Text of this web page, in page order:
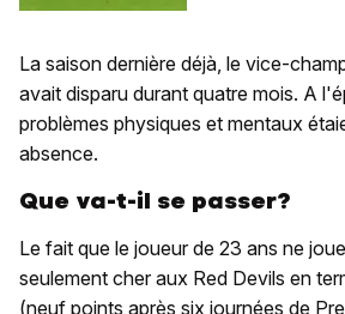
La saison dernière déjà, le vice-
avait disparu durant quatre mois. A
problèmes physiques et mentaux
absence.
Que va-t-il se passer?
Le fait que le joueur de 23 ans ne
seulement cher aux Red Devils en
(neuf points après six journées de